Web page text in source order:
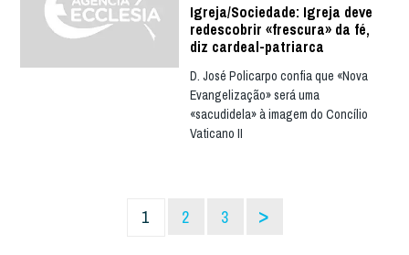
Igreja/Sociedade: Igreja deve
redescobrir «frescura» da fé,
diz cardeal-patriarca
D. José Policarpo confia que «Nova
Evangelização» será uma
«sacudidela» à imagem do Concílio
Vaticano II
1 2 3 >